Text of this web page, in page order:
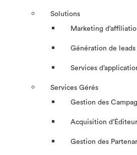
Solutions
Marketing
Génération de leads
Services
Services Gérés
Gestion des
Acquisition
Gestion des